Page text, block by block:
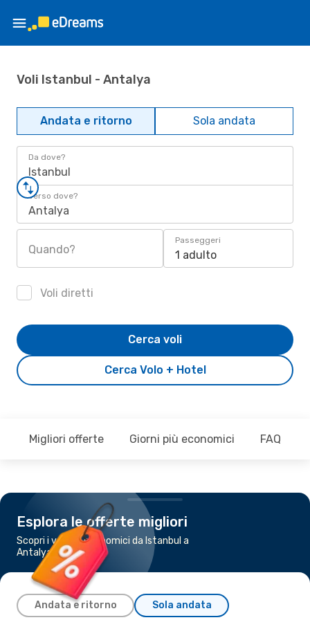
Voli Istanbul - Antalya
Andata e ritorno Sola andata
Da dove?
Istanbul
Verso dove?
Antalya
Quando?
Passeggeri
1 adulto
Voli diretti
Cerca Volo + Hotel
Cerca voli
Migliori offerte Giorni più economici FAQ
Esplora le offerte migliori
Scopri i voli più economici da Istanbul a
Antalya
Andata e ritorno Sola andata